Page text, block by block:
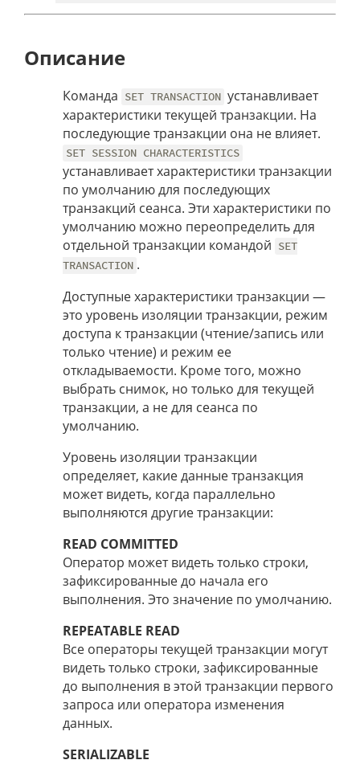
Описание
Команда SET TRANSACTION устанавливает
характеристики текущей транзакции. На
последующие транзакции она не влияет.
SET SESSION CHARACTERISTICS
устанавливает характеристики транзакции
по умолчанию для последующих
транзакций сеанса. Эти характеристики по
умолчанию можно переопределить для
отдельной транзакции командой SET
TRANSACTION .
Доступные характеристики транзакции —
это уровень изоляции транзакции, режим
доступа к транзакции (чтение/запись или
только чтение) и режим ее
откладываемости. Кроме того, можно
выбрать снимок, но только для текущей
транзакции, а не для сеанса по
умолчанию.
Уровень изоляции транзакции
определяет, какие данные транзакция
может видеть, когда параллельно
выполняются другие транзакции:
READ COMMITTED
Оператор может видеть только строки,
зафиксированные до начала его
выполнения. Это значение по умолчанию.
REPEATABLE READ
Все операторы текущей транзакции могут
видеть только строки, зафиксированные
до выполнения в этой транзакции первого
запроса или оператора изменения
данных.
SERIALIZABLE